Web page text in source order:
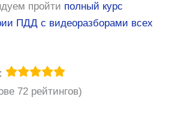
пройти полный курс
ПДД с видеоразборами всех
72 рейтингов)